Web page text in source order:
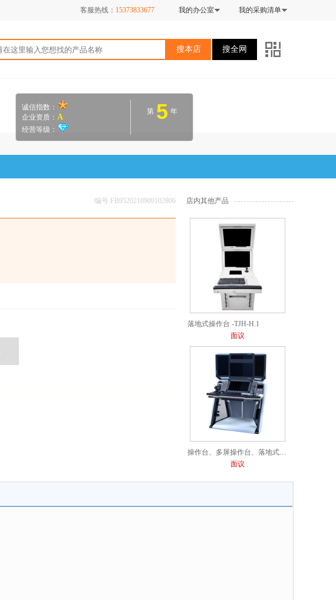
客服热线： 15373833677 我的办公室 我的采购清单
搜本店 搜全网
诚信指数：
企业资质：A
经营等级：
第 5 年
编号:FB9520210909102806 店内其他产品
落地式操作台 -TJH-H.1
面议
操作台、多屏操作台、落地式多屏操作台
面议